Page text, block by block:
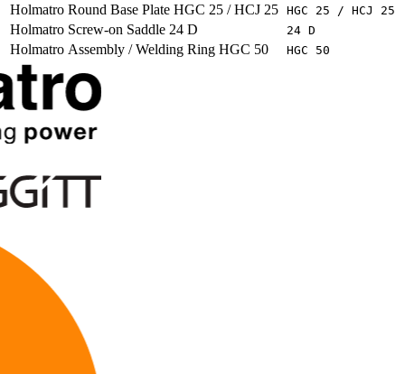
Holmatro Round Base Plate HGC 25 / HCJ 25 HGC 25 / HCJ 25
Holmatro Screw-on Saddle 24 D 24 D
Holmatro Assembly / Welding Ring HGC 50 HGC 50